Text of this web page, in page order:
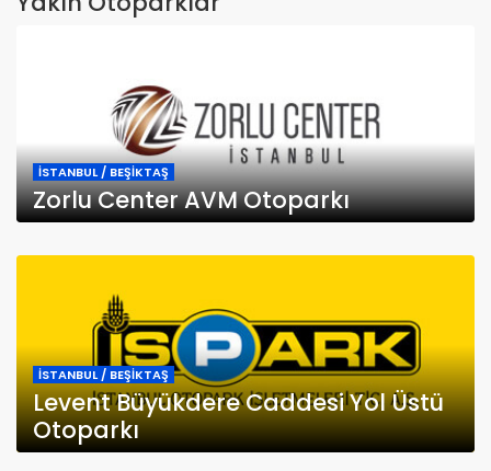
İSTANBUL / BEŞİKTAŞ
Zorlu Center AVM Otoparkı
İSTANBUL / BEŞİKTAŞ
Levent Büyükdere Caddesi Yol Üstü
Otoparkı